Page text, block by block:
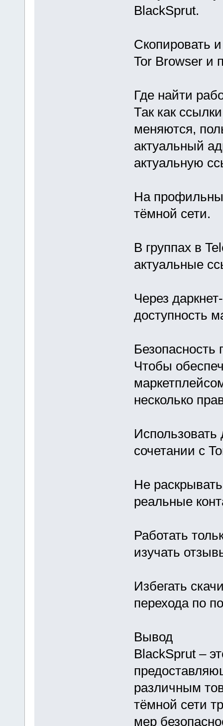
BlackSprut.
Скопировать
Tor Browser и
Где найти
Так как
меняются,
актуальный
актуальную
На
тёмной сети.
В группах в
актуальные
Через
доступность
Безопасность
Чтобы
несколько
сочетании с
Не
реальные
Работать
изучать
Избегать
перехода по
Вывод
BlackSprut –
различным
тёмной сети
мер